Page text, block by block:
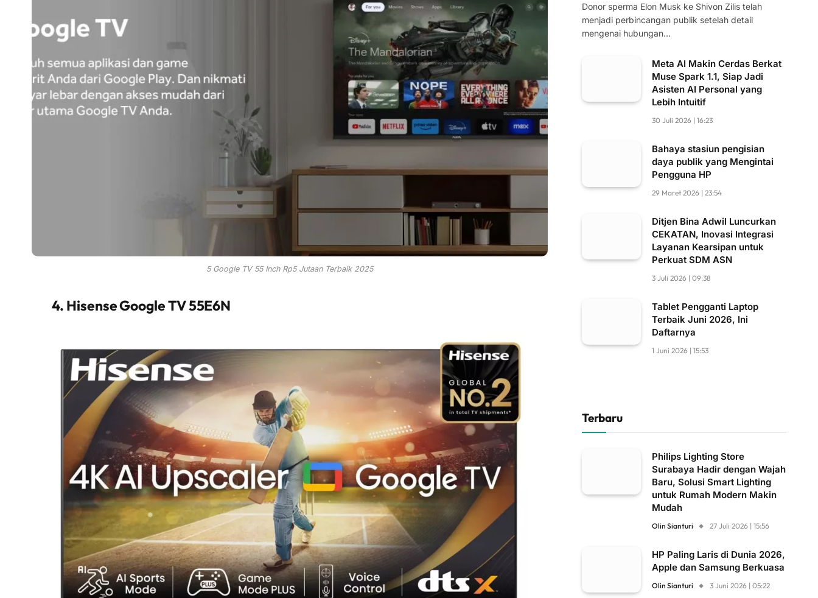
5 Google TV 55 Inch Rp5 Jutaan Terbaik 2025
4. Hisense Google TV 55E6N
Donor sperma Elon Musk ke Shivon Zilis telah
menjadi perbincangan publik setelah detail
mengenai hubungan…
Meta AI Makin Cerdas Berkat
Muse Spark 1.1, Siap Jadi
Asisten AI Personal yang
Lebih Intuitif
30 Juli 2026 | 16:23
Bahaya stasiun pengisian
daya publik yang Mengintai
Pengguna HP
29 Maret 2026 | 23:54
Ditjen Bina Adwil Luncurkan
CEKATAN, Inovasi Integrasi
Layanan Kearsipan untuk
Perkuat SDM ASN
3 Juli 2026 | 09:38
Tablet Pengganti Laptop
Terbaik Juni 2026, Ini
Daftarnya
1 Juni 2026 | 15:53
Terbaru
Philips Lighting Store
Surabaya Hadir dengan Wajah
Baru, Solusi Smart Lighting
untuk Rumah Modern Makin
Mudah
Olin Sianturi 27 Juli 2026 | 15:56
HP Paling Laris di Dunia 2026,
Apple dan Samsung Berkuasa
Olin Sianturi 3 Juni 2026 | 05:22